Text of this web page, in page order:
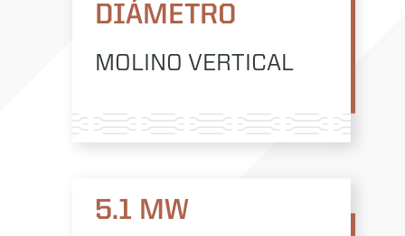
DIÁMETRO
MOLINO VERTICAL
5.1 MW